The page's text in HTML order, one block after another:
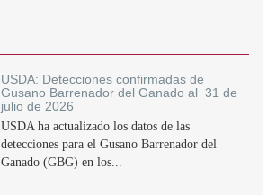
USDA: Detecciones confirmadas de
Gusano Barrenador del Ganado al 31 de
julio de 2026
USDA ha actualizado los datos de las
detecciones para el Gusano Barrenador del
Ganado (GBG) en los...